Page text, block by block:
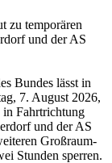
zu temporären
und der AS
Bundes lässt in
7. August 2026,
Fahrtrichtung
und der AS
Großraum-
Stunden sperren.